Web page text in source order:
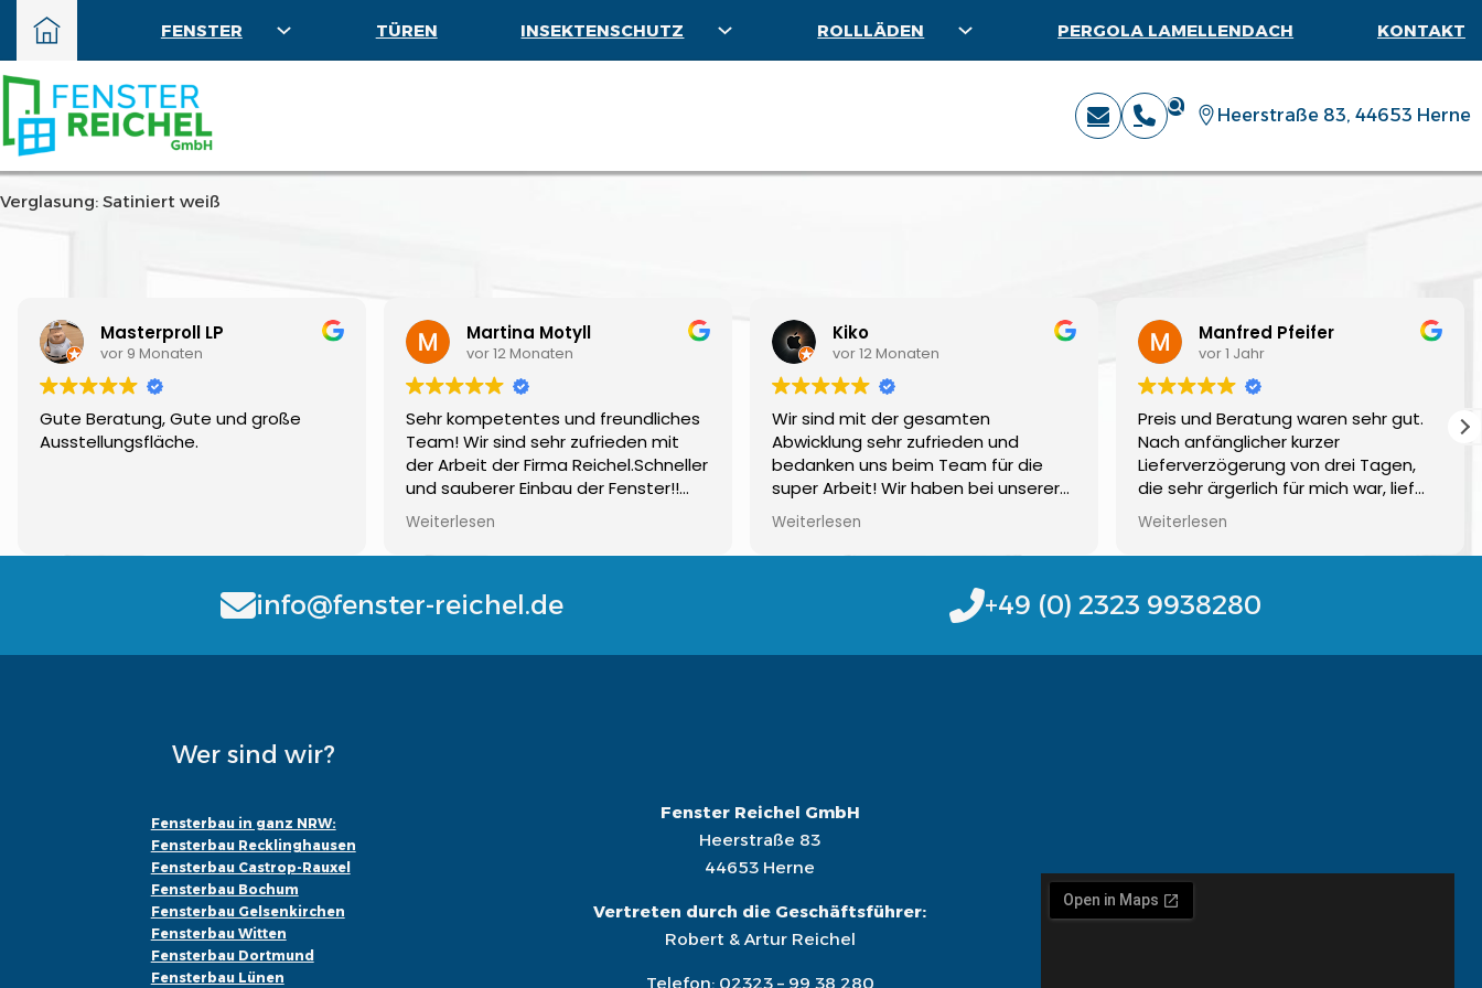
FENSTER TÜREN INSEKTENSCHUTZ ROLLLÄDEN PERGOLA LAMELLENDACH KONTAKT
Heerstraße 83, 44653 Herne
Verglasung: Satiniert weiß
Masterproll LP
vor 9 Monaten
Gute Beratung, Gute und große
Ausstellungsfläche.
Martina Motyll
vor 12 Monaten
Sehr kompetentes und freundliches
Team! Wir sind sehr zufrieden mit
der Arbeit der Firma Reichel.Schneller
und sauberer Einbau der Fenster!!
Auch bei Fragen ist immer jemand zu
erreichen, empfehlenswert!!!Gerne
wieder...
Weiterlesen
Kiko
vor 12 Monaten
Wir sind mit der gesamten
Abwicklung sehr zufrieden und
bedanken uns beim Team für die
super Arbeit! Wir haben bei unserer
Wohnung komplett neue Fenster
einbauen lassen und sind mit allem
sehr zufrieden gewesen! Gerne
Auch der zweite Auftrag 6 Monate
später wurde super ausgeführt!! Wir
Weiterlesen
Manfred Pfeifer
vor 1 Jahr
Preis und Beratung waren sehr gut.
Nach anfänglicher kurzer
Lieferverzögerung von drei Tagen,
die sehr ärgerlich für mich war, lief
auch die Montage einwandfrei ab!
An eurer Termingestaltung solltet ihr
aber arbeiten. Die drei Tage in der
Ansonsten alles sehr gut und sauber
Weiterlesen
info@fenster-reichel.de +49 (0) 2323 9938280
Wer sind wir?
Fensterbau in ganz NRW:
Fensterbau Recklinghausen
Fensterbau Castrop-Rauxel
Fensterbau Bochum
Fensterbau Gelsenkirchen
Fensterbau Witten
Fensterbau Dortmund
Fensterbau Lünen
Fenster Reichel GmbH
Heerstraße 83
44653 Herne
Vertreten durch die Geschäftsführer:
Robert & Artur Reichel
Telefon: 02323 – 99 38 280